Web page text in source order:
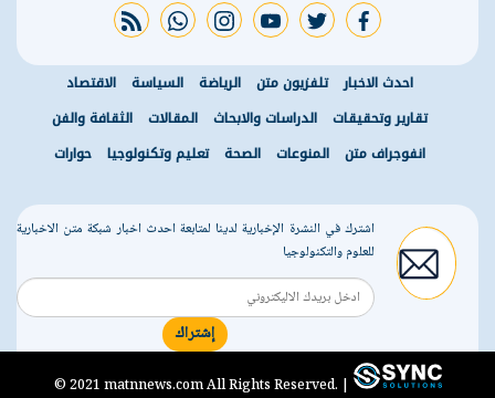
facebook
twitter
youtube
instagram
whatsapp
rss feed
احدث الاخبار تلفزيون متن الرياضة السياسة
الاقتصاد
تقارير وتحقيقات
الدراسات والابحاث المقالات
الثقافة والفن
انفوجراف متن
المنوعات الصحة تعليم وتكنولوجيا حوارات
اشترك في النشرة الإخبارية لدينا لمتابعة احدث اخبار شبكة متن الاخبارية
للعلوم والتكنولوجيا
إشتراك
© 2021 matnnews.com All Rights Reserved. |